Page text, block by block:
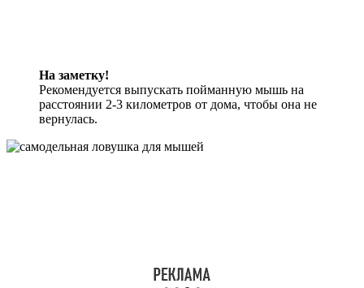
На заметку!
Рекомендуется выпускать пойманную мышь на
расстоянии 2-3 километров от дома, чтобы она не
вернулась.